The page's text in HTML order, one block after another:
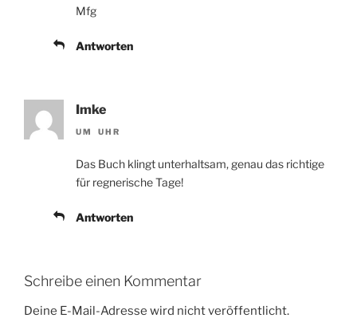
Mfg
Antworten
Imke
UM UHR
Das Buch klingt unterhaltsam, genau das richtige
für regnerische Tage!
Antworten
Schreibe einen Kommentar
Deine E-Mail-Adresse wird nicht veröffentlicht.